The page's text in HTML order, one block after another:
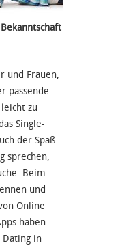
und Frauen,
passende
zu
Single-
der Spaß
sprechen,
Beim
und
Online
haben
Dating in